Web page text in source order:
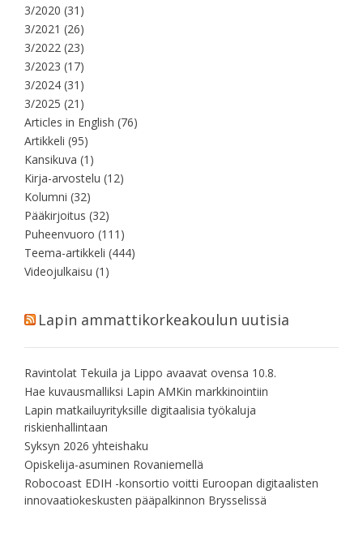
3/2020 (31)
3/2021 (26)
3/2022 (23)
3/2023 (17)
3/2024 (31)
3/2025 (21)
Articles in English (76)
Artikkeli (95)
Kansikuva (1)
Kirja-arvostelu (12)
Kolumni (32)
Pääkirjoitus (32)
Puheenvuoro (111)
Teema-artikkeli (444)
Videojulkaisu (1)
Lapin ammattikorkeakoulun uutisia
Ravintolat Tekuila ja Lippo avaavat ovensa 10.8.
Hae kuvausmalliksi Lapin AMKin markkinointiin
Lapin matkailuyrityksille digitaalisia työkaluja
riskienhallintaan
Syksyn 2026 yhteishaku
Opiskelija-asuminen Rovaniemellä
Robocoast EDIH -konsortio voitti Euroopan digitaalisten
innovaatiokeskusten pääpalkinnon Brysselissä